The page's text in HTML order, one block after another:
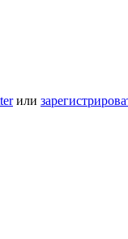
или